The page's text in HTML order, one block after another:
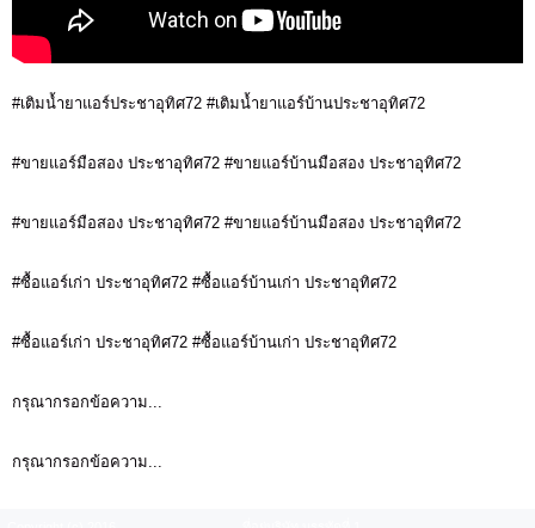
#เติมน้ำยาแอร์ประชาอุทิศ72 #เติมน้ำยาแอร์บ้านประชาอุทิศ72
#ขายแอร์มือสอง ประชาอุทิศ72 #ขายแอร์บ้านมือสอง ประชาอุทิศ72
#ขายแอร์มือสอง ประชาอุทิศ72 #ขายแอร์บ้านมือสอง ประชาอุทิศ72
#ซื้อแอร์เก่า ประชาอุทิศ72 #ซื้อแอร์บ้านเก่า ประชาอุทิศ72
#ซื้อแอร์เก่า ประชาอุทิศ72 #ซื้อแอร์บ้านเก่า ประชาอุทิศ72
กรุณากรอกข้อความ...
กรุณากรอกข้อความ...